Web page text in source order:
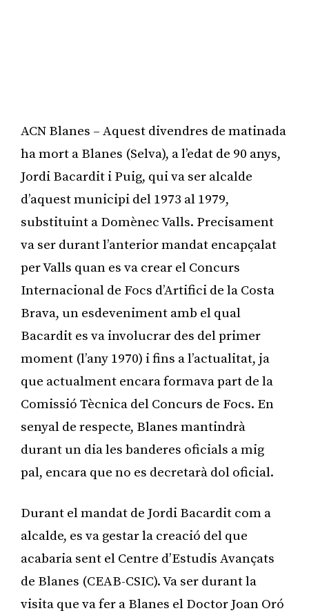
ACN Blanes – Aquest divendres de matinada
ha mort a Blanes (Selva), a l’edat de 90 anys,
Jordi Bacardit i Puig, qui va ser alcalde
d’aquest municipi del 1973 al 1979,
substituint a Domènec Valls. Precisament
va ser durant l’anterior mandat encapçalat
per Valls quan es va crear el Concurs
Internacional de Focs d’Artifici de la Costa
Brava, un esdeveniment amb el qual
Bacardit es va involucrar des del primer
moment (l’any 1970) i fins a l’actualitat, ja
que actualment encara formava part de la
Comissió Tècnica del Concurs de Focs. En
senyal de respecte, Blanes mantindrà
durant un dia les banderes oficials a mig
pal, encara que no es decretarà dol oficial.
Durant el mandat de Jordi Bacardit com a
alcalde, es va gestar la creació del que
acabaria sent el Centre d’Estudis Avançats
de Blanes (CEAB-CSIC). Va ser durant la
visita que va fer a Blanes el Doctor Joan Oró